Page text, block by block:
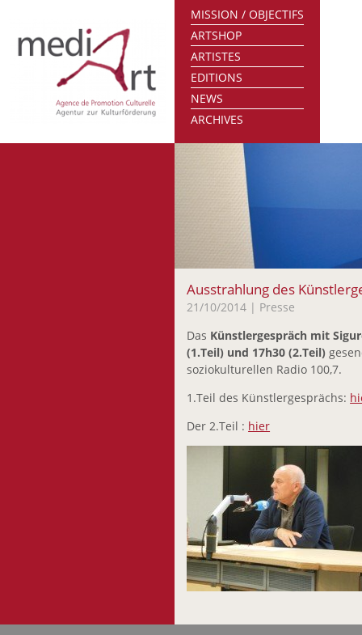
MISSION / OBJECTIFS
ARTSHOP
ARTISTES
EDITIONS
NEWS
ARCHIVES
Ausstrahlung des
21/10/2014 | Presse
Das Künstlergespräch mit
(1.Teil) und 17h30 (2.Teil)
soziokulturellen Radio 100,7.
1.Teil des Künstlergesprächs:
Der 2.Teil : hier